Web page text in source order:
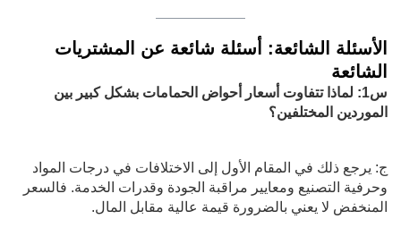
الأسئلة الشائعة: أسئلة شائعة عن المشتريات
الشائعة
س1: لماذا تتفاوت أسعار أحواض الحمامات بشكل كبير بين
الموردين المختلفين؟
ج: يرجع ذلك في المقام الأول إلى الاختلافات في درجات المواد
وحرفية التصنيع ومعايير مراقبة الجودة وقدرات الخدمة. فالسعر
المنخفض لا يعني بالضرورة قيمة عالية مقابل المال.